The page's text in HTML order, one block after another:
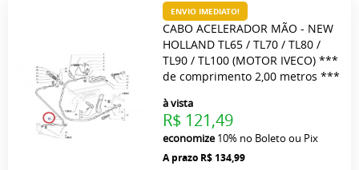
CABO ACELERADOR MÃO - NEW
HOLLAND TL65 / TL70 / TL80 /
TL90 / TL100 (MOTOR IVECO) ***
de comprimento 2,00 metros ***
R$ 134,99
à vista
R$ 121,49
economize10% no Boleto ou Pix
ENVIO IMEDIATO!